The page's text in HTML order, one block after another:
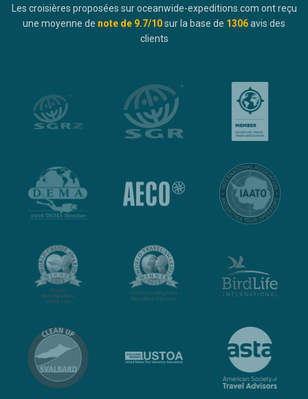
Les croisières proposées sur oceanwide-expeditions.com ont reçu
une moyenne de note de 9.7/10sur la base de 1306avis des
clients